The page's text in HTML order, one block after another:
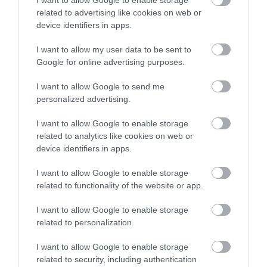
related to advertising like cookies on web or
device identifiers in apps.
I want to allow my user data to be sent to
Google for online advertising purposes.
I want to allow Google to send me
personalized advertising.
I want to allow Google to enable storage
related to analytics like cookies on web or
device identifiers in apps.
I want to allow Google to enable storage
related to functionality of the website or app.
I want to allow Google to enable storage
related to personalization.
I want to allow Google to enable storage
related to security, including authentication
hogy például 'Figyi srácok sok
hozzávaló nincs inkább
nem 'B*zdmeg ne
sz*opassatok már'. Miután
feldolgoztuk az információt
tanakodtunk, hogy rendeljünk-
döntöttünk, hogy inkább
átmegyünk egy másik helyre
fogyasztani. Biztosíthatom a
vezetőséget és a pultost is,
hogy akkor sem akartuk
fogjuk, ugyanis soha többet be
nem tesszük a lábunkat a
helyre.